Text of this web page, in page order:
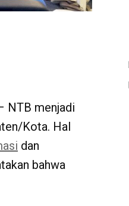
NTB menjadi
Kota. Hal
dan
bahwa